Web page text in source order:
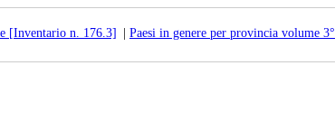
[Inventario n. 176.3] Paesi in genere per provincia volume 3°